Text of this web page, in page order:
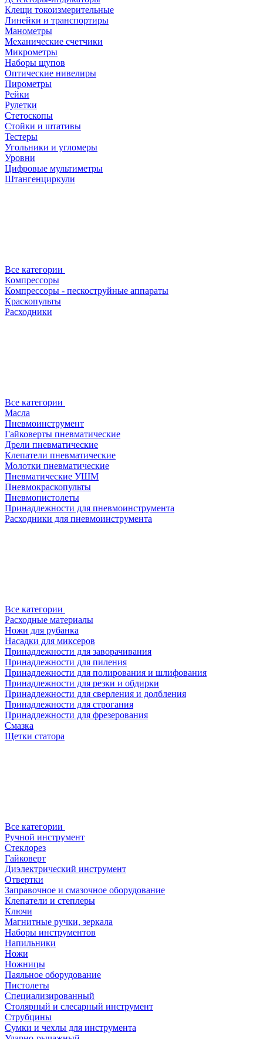
Клещи токоизмерительные
Линейки и транспортиры
Манометры
Механические счетчики
Микрометры
Наборы щупов
Оптические нивелиры
Пирометры
Рейки
Рулетки
Стетоскопы
Стойки и штативы
Тестеры
Угольники и угломеры
Уровни
Цифровые мультиметры
Штангенциркули
Все категории
Компрессоры
Компрессоры - пескоструйные аппараты
Краскопульты
Расходники
Все категории
Масла
Пневмоинструмент
Гайковерты пневматические
Дрели пневматические
Клепатели пневматические
Молотки пневматические
Пневматические УШМ
Пневмокраскопульты
Пневмопистолеты
Принадлежности для пневмоинструмента
Расходники для пневмоинструмента
Все категории
Расходные материалы
Ножи для рубанка
Насадки для миксеров
Принадлежности для заворачивания
Принадлежности для пиления
Принадлежности для полирования и шлифования
Принадлежности для резки и обдирки
Принадлежности для сверления и долбления
Принадлежности для строгания
Принадлежности для фрезерования
Смазка
Щетки статора
Все категории
Ручной инструмент
Стеклорез
Гайковерт
Диэлектрический инструмент
Отвертки
Заправочное и смазочное оборудование
Клепатели и степлеры
Ключи
Магнитные ручки, зеркала
Наборы инструментов
Напильники
Ножи
Ножницы
Паяльное оборудование
Пистолеты
Специализированный
Столярный и слесарный инструмент
Струбцины
Сумки и чехлы для инструмента